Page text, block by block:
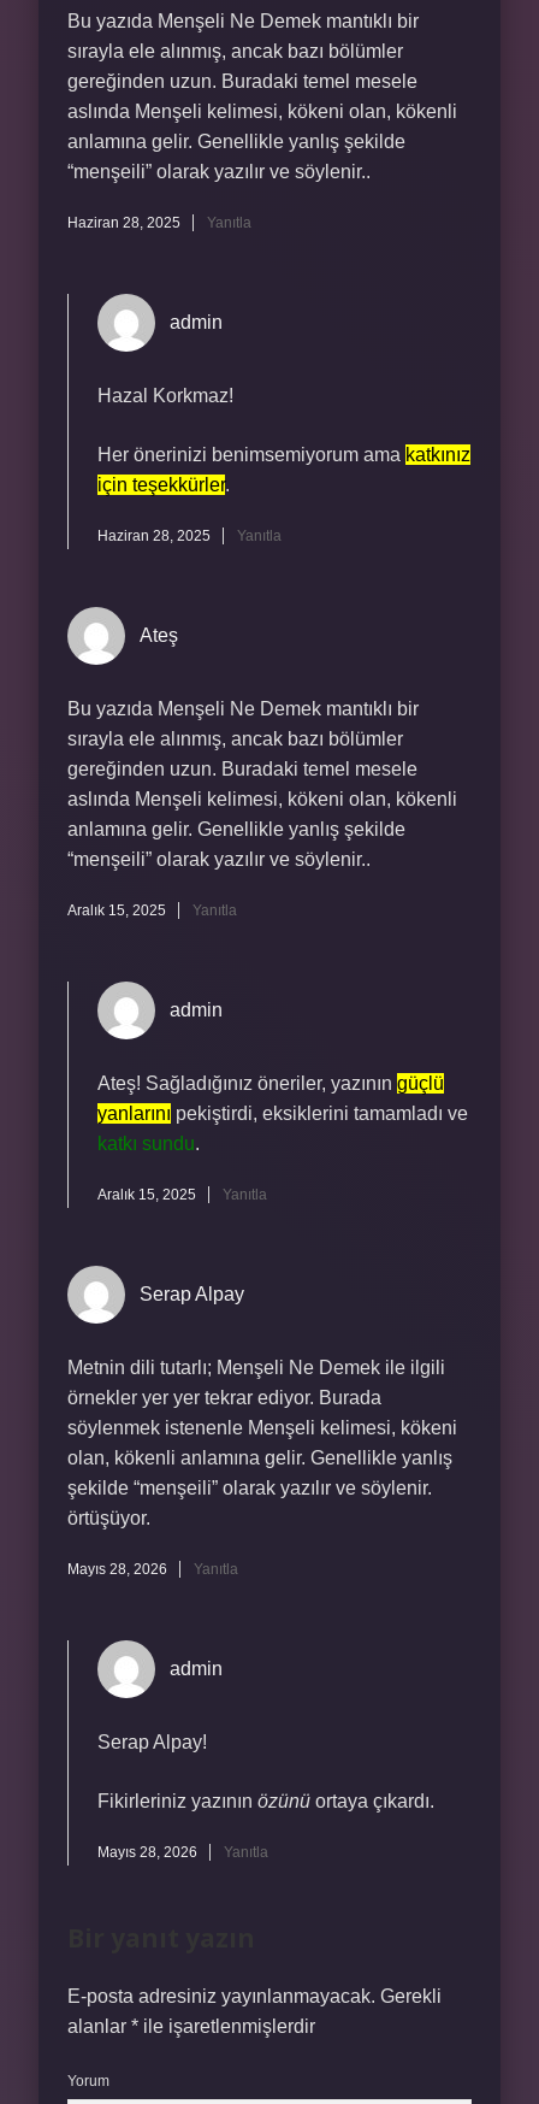
Bu yazıda Menşeli Ne Demek mantıklı bir
sırayla ele alınmış, ancak bazı bölümler
gereğinden uzun. Buradaki temel mesele
aslında Menşeli kelimesi, kökeni olan, kökenli
anlamına gelir. Genellikle yanlış şekilde
“menşeili” olarak yazılır ve söylenir..
Haziran 28, 2025 Yanıtla
admin
Hazal Korkmaz!
Her önerinizi benimsemiyorum ama katkınız
için teşekkürler.
Haziran 28, 2025 Yanıtla
Ateş
Bu yazıda Menşeli Ne Demek mantıklı bir
sırayla ele alınmış, ancak bazı bölümler
gereğinden uzun. Buradaki temel mesele
aslında Menşeli kelimesi, kökeni olan, kökenli
anlamına gelir. Genellikle yanlış şekilde
“menşeili” olarak yazılır ve söylenir..
Aralık 15, 2025 Yanıtla
admin
Ateş! Sağladığınız öneriler, yazının güçlü
yanlarını pekiştirdi, eksiklerini tamamladı ve
katkı sundu.
Aralık 15, 2025 Yanıtla
Serap Alpay
Metnin dili tutarlı; Menşeli Ne Demek ile ilgili
örnekler yer yer tekrar ediyor. Burada
söylenmek istenenle Menşeli kelimesi, kökeni
olan, kökenli anlamına gelir. Genellikle yanlış
şekilde “menşeili” olarak yazılır ve söylenir.
örtüşüyor.
Mayıs 28, 2026 Yanıtla
admin
Serap Alpay!
Fikirleriniz yazının özünü ortaya çıkardı.
Mayıs 28, 2026 Yanıtla
E-posta adresiniz yayınlanmayacak. Gerekli
alanlar * ile işaretlenmişlerdir
Yorum